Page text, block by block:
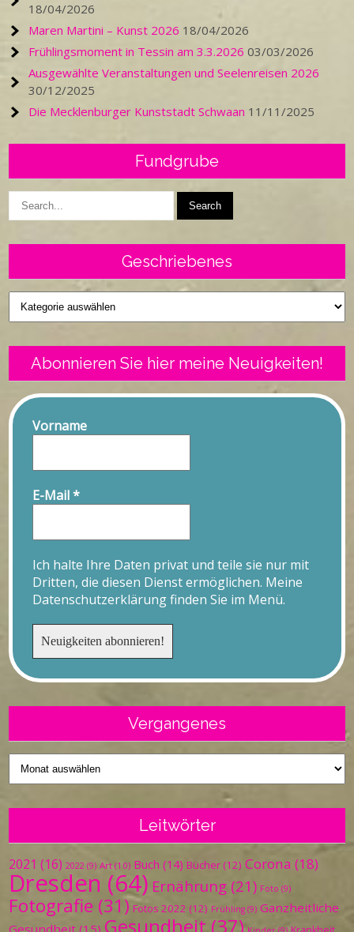
18/04/2026
Maren Martini – Kunst 2026 18/04/2026
Frühlingsmoment in Tessin am 3.3.2026 03/03/2026
Ausgewählte Veranstaltungen und Seelenreisen 2026
30/12/2025
Die Mecklenburger Kunststadt Schwaan 11/11/2025
Fundgrube
Geschriebenes
Geschriebenes
Abonnieren Sie hier meine Neuigkeiten!
Vorname
E-Mail*
Ich halte Ihre Daten privat und teile sie nur mit
Dritten, die diesen Dienst ermöglichen. Meine
Datenschutzerklärung finden Sie im Menü.
Vergangenes
Vergangenes
Leitwörter
2021 (16) 2022 (9) Art (10) Buch (14) Bücher (12) Corona (18)
Dresden (64) Ernährung (21) Foto (9)
Fotografie (31) Fotos 2022 (12) Frühling (9) Ganzheitliche
Gesundheit (15) Gesundheit (37)